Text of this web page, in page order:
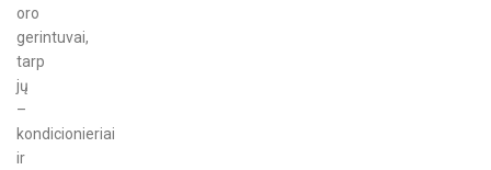
oro
gerintuvai,
tarp
jų
–
kondicionieriai
ir